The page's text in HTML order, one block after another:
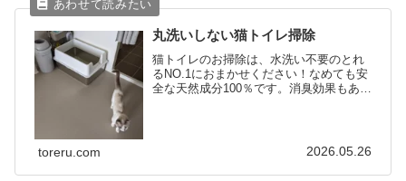
丸洗いしない猫トイレ掃除
猫トイレのお掃除は、水洗い不要のとれ
るNO.1におまかせください！なめても安
全な天然成分100％です。消臭効果もあり
toreru.com 2026.05.26